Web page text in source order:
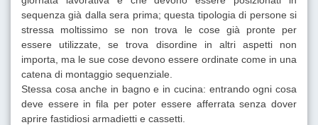
sequenza già dalla sera prima; questa tipologia di persone si
stressa moltissimo se non trova le cose già pronte per
essere utilizzate, se trova disordine in altri aspetti non
importa, ma le sue cose devono essere ordinate come in una
catena di montaggio sequenziale.
Stessa cosa anche in bagno e in cucina: entrando ogni cosa
deve essere in fila per poter essere afferrata senza dover
aprire fastidiosi armadietti e cassetti.